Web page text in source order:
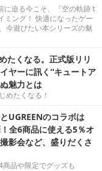
に迫る今こそ、『空の軌跡 t
ミング！ 快適になったゲー
今遊びたい本シリーズの魅
たくなる。正式版リリ
ヤーに訊く“キュートア
魅力とは
めたくなる！
UGREENのコラボは
全6商品に使える5％オ
影会など、盛りだくさ
品や限定でグッズも